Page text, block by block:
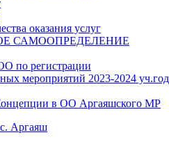
оказания услуг
САМООПРЕДЕЛЕНИЕ
по регистрации
мероприятий 2023-2024 уч.год
в ОО Аргаяшского МР